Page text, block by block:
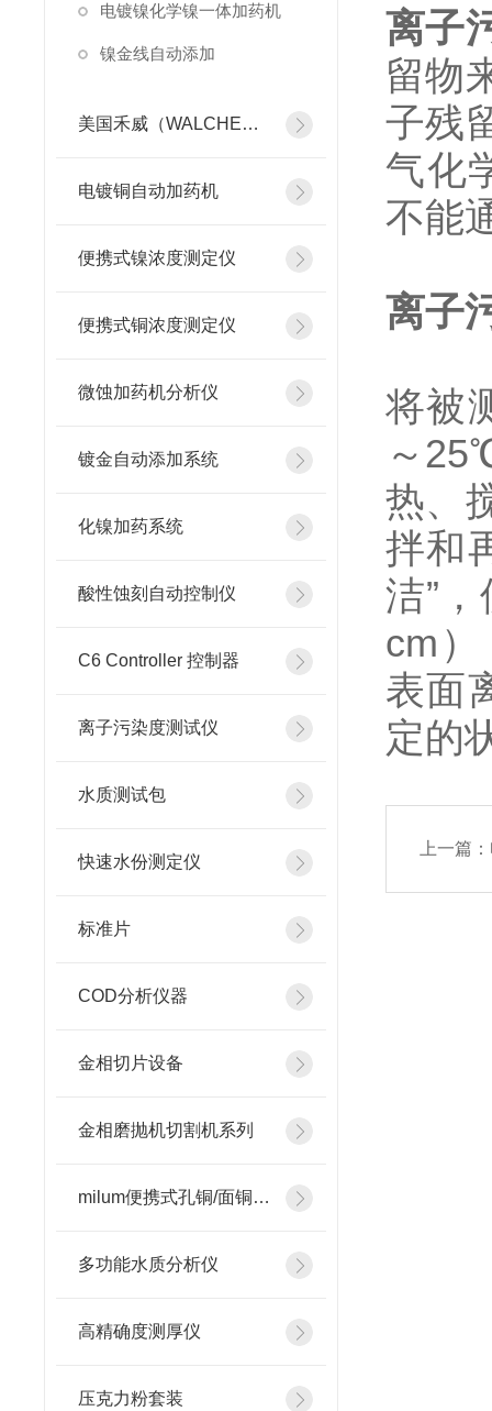
电镀镍化学镍一体加药机
镍金线自动添加
美国禾威（WALCHEM）自动添加控制器
电镀铜自动加药机
便携式镍浓度测定仪
便携式铜浓度测定仪
微蚀加药机分析仪
镀金自动添加系统
化镍加药系统
酸性蚀刻自动控制仪
C6 Controller 控制器
离子污染度测试仪
水质测试包
快速水份测定仪
标准片
COD分析仪器
金相切片设备
金相磨抛机切割机系列
milum便携式孔铜/面铜测厚仪
多功能水质分析仪
高精确度测厚仪
压克力粉套装
离子
留物
子残
气化
不能
离子
将被
～
热、
拌和
洁”
cm
表面
定的
上一篇：